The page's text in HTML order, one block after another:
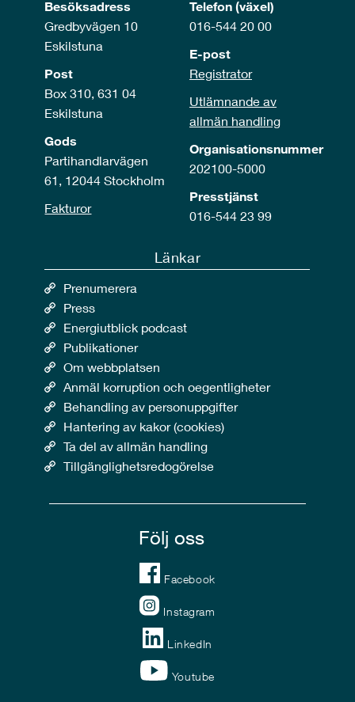
Besöksadress
Gredbyvägen 10
Eskilstuna
Post
Box 310, 631 04
Eskilstuna
Gods
Partihandlarvägen
61, 12044 Stockholm
Fakturor
Telefon (växel)
016-544 20 00
E-post
Registrator
Utlämnande av
allmän handling
Organisationsnummer
202100-5000
Presstjänst
016-544 23 99
Länkar
Prenumerera
Press
Energiutblick podcast
Publikationer
Om webbplatsen
Anmäl korruption och oegentligheter
Behandling av personuppgifter
Hantering av kakor (cookies)
Ta del av allmän handling
Tillgänglighetsredogörelse
Följ oss
Facebook
Instagram
LinkedIn
Youtube